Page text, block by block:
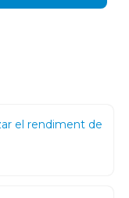
el rendiment de